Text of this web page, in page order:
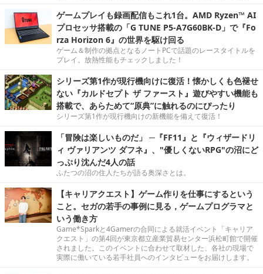
ゲームプレイも録画配信もこれ1台。AMD Ryzen™ AI
プロセッサ搭載の「G TUNE P5-A7G60BK-D」で『Fo
rza Horizon 6』の世界を駆け回る
ゲーム＆制作の拠点となるノートPCで話題のレースタイトルを
プレイ。放熱性能もチェックしました！
シリーズ第1作が現行機向けに復活！懐かしくも色褪せ
ない『カルドセプト ザ ファースト』遊びやすい機能も
搭載で、あらためて“原典”に触れるのにぴったり
シリーズ第1作が現行機向けの新機能を備えて復活！
「冒険は楽しいものだ」 ─『FF11』と『ウィザードリ
ィ ヴァリアンツ ダフネ』、"優しくないRPG"の沼にど
っぷり沈んだ4人の話
ふたつの沼の住人たちが語る奥深さとは。
【キャリアクエスト】ゲーム作りを仕事にするという
こと。セガの若手の事例に見る，ゲームプログラマと
いう働き方
Game*Sparkと4Gamerの合同による就活イベント「キャリア
クエスト」の第4回が東京都立産業貿易センター浜松町館で開催
されました。このイベントに合わせて取材した、各社の現場で
実際に働いている若手社員へのインタビューをお届けします。